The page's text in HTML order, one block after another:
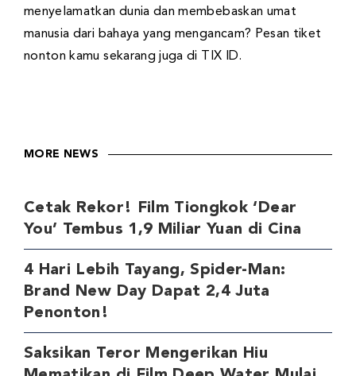
menyelamatkan dunia dan membebaskan umat
manusia dari bahaya yang mengancam? Pesan tiket
nonton kamu sekarang juga di TIX ID.
MORE NEWS
Cetak Rekor! Film Tiongkok ‘Dear
You’ Tembus 1,9 Miliar Yuan di Cina
4 Hari Lebih Tayang, Spider-Man:
Brand New Day Dapat 2,4 Juta
Penonton!
Saksikan Teror Mengerikan Hiu